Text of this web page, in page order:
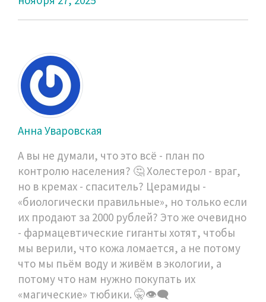
Анна Уваровская
А вы не думали, что это всё - план по
контролю населения? 🤔 Холестерол - враг,
но в кремах - спаситель? Церамиды -
«биологически правильные», но только если
их продают за 2000 рублей? Это же очевидно
- фармацевтические гиганты хотят, чтобы
мы верили, что кожа ломается, а не потому
что мы пьём воду и живём в экологии, а
потому что нам нужно покупать их
«магические» тюбики. 🤫👁️‍🗨️